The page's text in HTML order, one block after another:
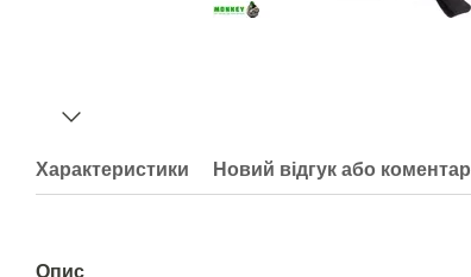
Характеристики Новий відгук або коментар
Опис